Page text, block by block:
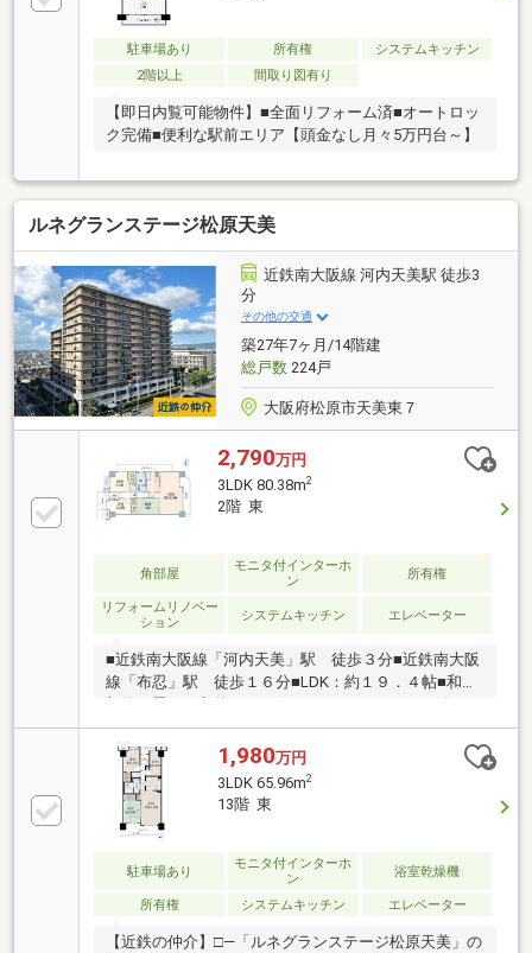
駐車場あり 所有権
システムキッチン
2階以上
間取り図有り
【即日内覧可能物件】■全面リフォーム済■オートロッ
ク完備■便利な駅前エリア【頭金なし月々5万円台～】
ルネグランステージ松原天美
近鉄南大阪線 河内天美駅 徒歩3
分
その他の交通
築27年7ヶ月/14階建
総戸数224戸
大阪府松原市天美東７
2,790万円
3LDK 80.38m2
2階 東
角部屋
モニタ付インターホ
ン
所有権
リフォームリノベー
ション
システムキッチン エレベーター
■近鉄南大阪線「河内天美」駅 徒歩３分■近鉄南大阪
線「布忍」駅 徒歩１６分■LDK：約１９．４帖■和室
面バルコニー■２０２１年１１月頃リフォーム歴有■シ
ステムキッチン入替・ユニットバス入替・洗面台交
換・トイレ機具入替■フローリング張替・クロス張
替・建具交換・扉交換・畳表替■室内丁寧にお使いで
す～ ライフインフォメーション ～・近商ストア
天美店（約１８２ｍ）・天美南小学校（約６２４
ｍ）・松原第二中学校（約７５７ｍ）住戸数:224戸
1,980万円
3LDK 65.96m2
13階 東
駐車場あり
モニタ付インターホ
ン
浴室乾燥機
所有権 システムキッチン エレベーター
【近鉄の仲介】□―「ルネグランステージ松原天美」の